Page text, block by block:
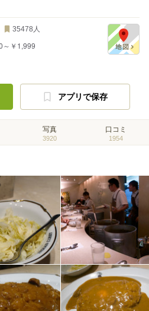
35478 人
～￥1,999
アプリで保存
写真
3920
口コミ
1954